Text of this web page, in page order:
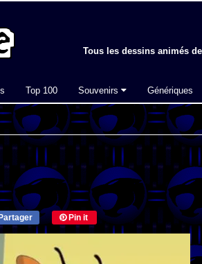
Tous les dessins animés
Top 100 Souvenirs Génériques
Partager Pin it